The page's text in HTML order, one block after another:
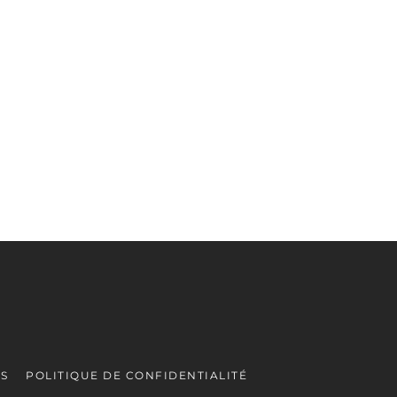
POLITIQUE DE CONFIDENTIALITÉ